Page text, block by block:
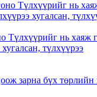
Түлхүүрийг нь хаяж
түлхүүрээ